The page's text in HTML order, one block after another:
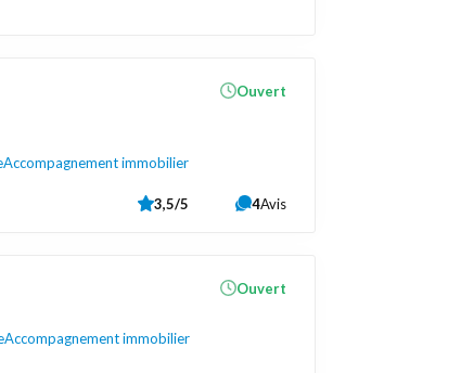
Accompagnement immobilier
Ouvert
3,5/5 4Avis
Accompagnement immobilier
Ouvert